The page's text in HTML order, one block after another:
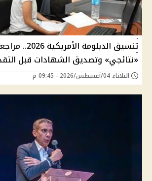
تنسيق الدبلومة
«نتائجي» وتصديق الشهادات قبل
الثلاثاء 04/أغسطس/2026 - 09:45 م